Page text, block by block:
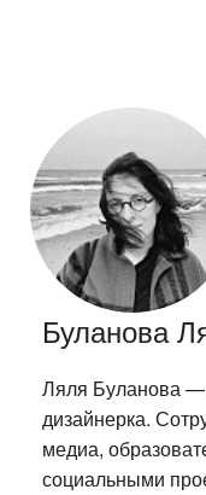
Буланова
Ляля Буланова —
дизайнерка.
медиа,
социальными